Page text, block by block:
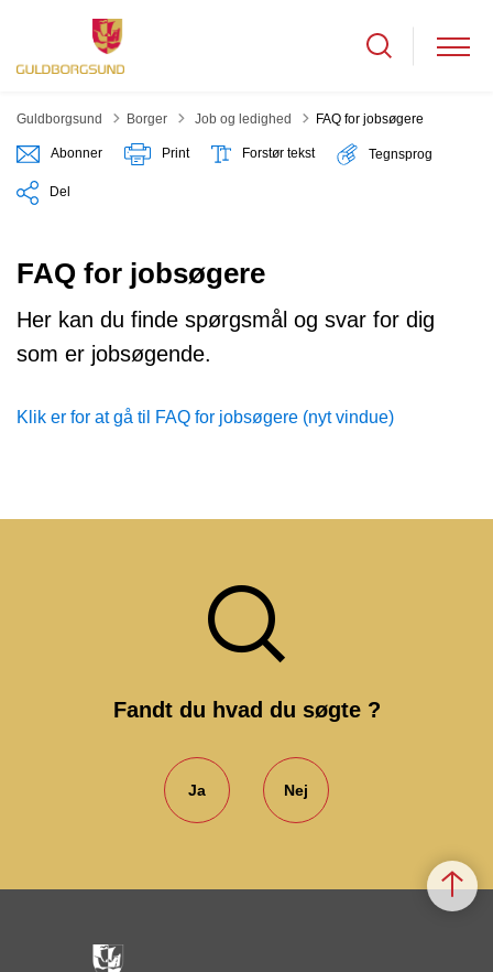
Guldborgsund Borger Tilbage til
Job og ledighed FAQ for jobsøgere
Abonner Print Forstør tekst Tegnsprog
Del
FAQ for jobsøgere
Her kan du finde spørgsmål og svar for dig
som er jobsøgende.
Klik er for at gå til FAQ for jobsøgere (nyt vindue)
Fandt du hvad du søgte ?
Ja Nej